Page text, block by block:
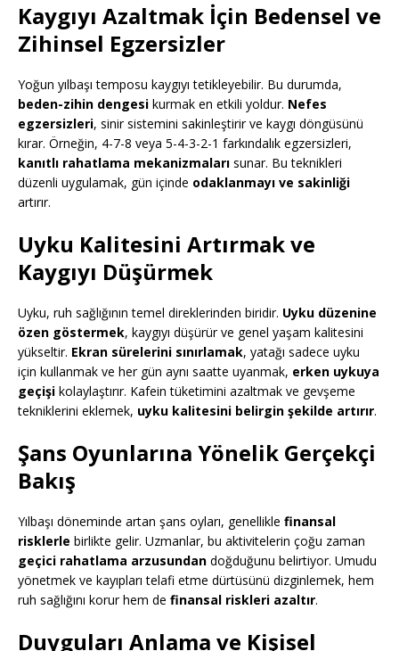
Kaygıyı Azaltmak İçin Bedensel ve
Zihinsel Egzersizler
Yoğun yılbaşı temposu kaygıyı tetikleyebilir. Bu durumda,
beden-zihin dengesi kurmak en etkili yoldur. Nefes
egzersizleri, sinir sistemini sakinleştirir ve kaygı döngüsünü
kırar. Örneğin, 4-7-8 veya 5-4-3-2-1 farkındalık egzersizleri,
kanıtlı rahatlama mekanizmaları sunar. Bu teknikleri
düzenli uygulamak, gün içinde odaklanmayı ve sakinliği
artırır.
Uyku Kalitesini Artırmak ve
Kaygıyı Düşürmek
Uyku, ruh sağlığının temel direklerinden biridir. Uyku düzenine
özen göstermek, kaygıyı düşürür ve genel yaşam kalitesini
yükseltir. Ekran sürelerini sınırlamak, yatağı sadece uyku
için kullanmak ve her gün aynı saatte uyanmak, erken uykuya
geçişi kolaylaştırır. Kafein tüketimini azaltmak ve gevşeme
tekniklerini eklemek, uyku kalitesini belirgin şekilde artırır.
Şans Oyunlarına Yönelik Gerçekçi
Bakış
Yılbaşı döneminde artan şans oyları, genellikle finansal
risklerle birlikte gelir. Uzmanlar, bu aktivitelerin çoğu zaman
geçici rahatlama arzusundan doğduğunu belirtiyor. Umudu
yönetmek ve kayıpları telafi etme dürtüsünü dizginlemek, hem
ruh sağlığını korur hem de finansal riskleri azaltır.
Duyguları Anlama ve Kişisel